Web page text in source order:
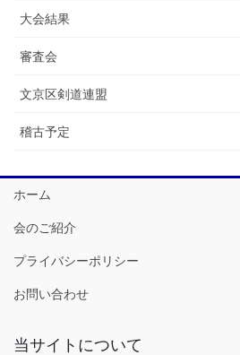
大会結果
審査会
文京区剣道連盟
稽古予定
ホーム
会のご紹介
プライバシーポリシー
お問い合わせ
当サイトについて